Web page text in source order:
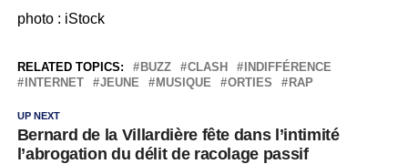
photo : iStock
RELATED TOPICS: BUZZ CLASH
INDIFFÉRENCE
INTERNET
JEUNE MUSIQUE ORTIES RAP
UP NEXT
Bernard de la Villardière fête dans l’intimité
l’abrogation du délit de racolage passif